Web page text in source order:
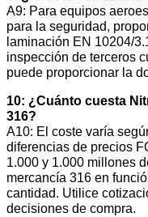
A9: Para equipos
para la seguridad,
laminación EN 10204/
inspección de terceros
puede proporcionar la
10: ¿Cuánto cuesta
316?
A10: El coste varía
diferencias de precios
1.000 y 1.000 millones
mercancía 316 en
cantidad. Utilice
decisiones de compra.